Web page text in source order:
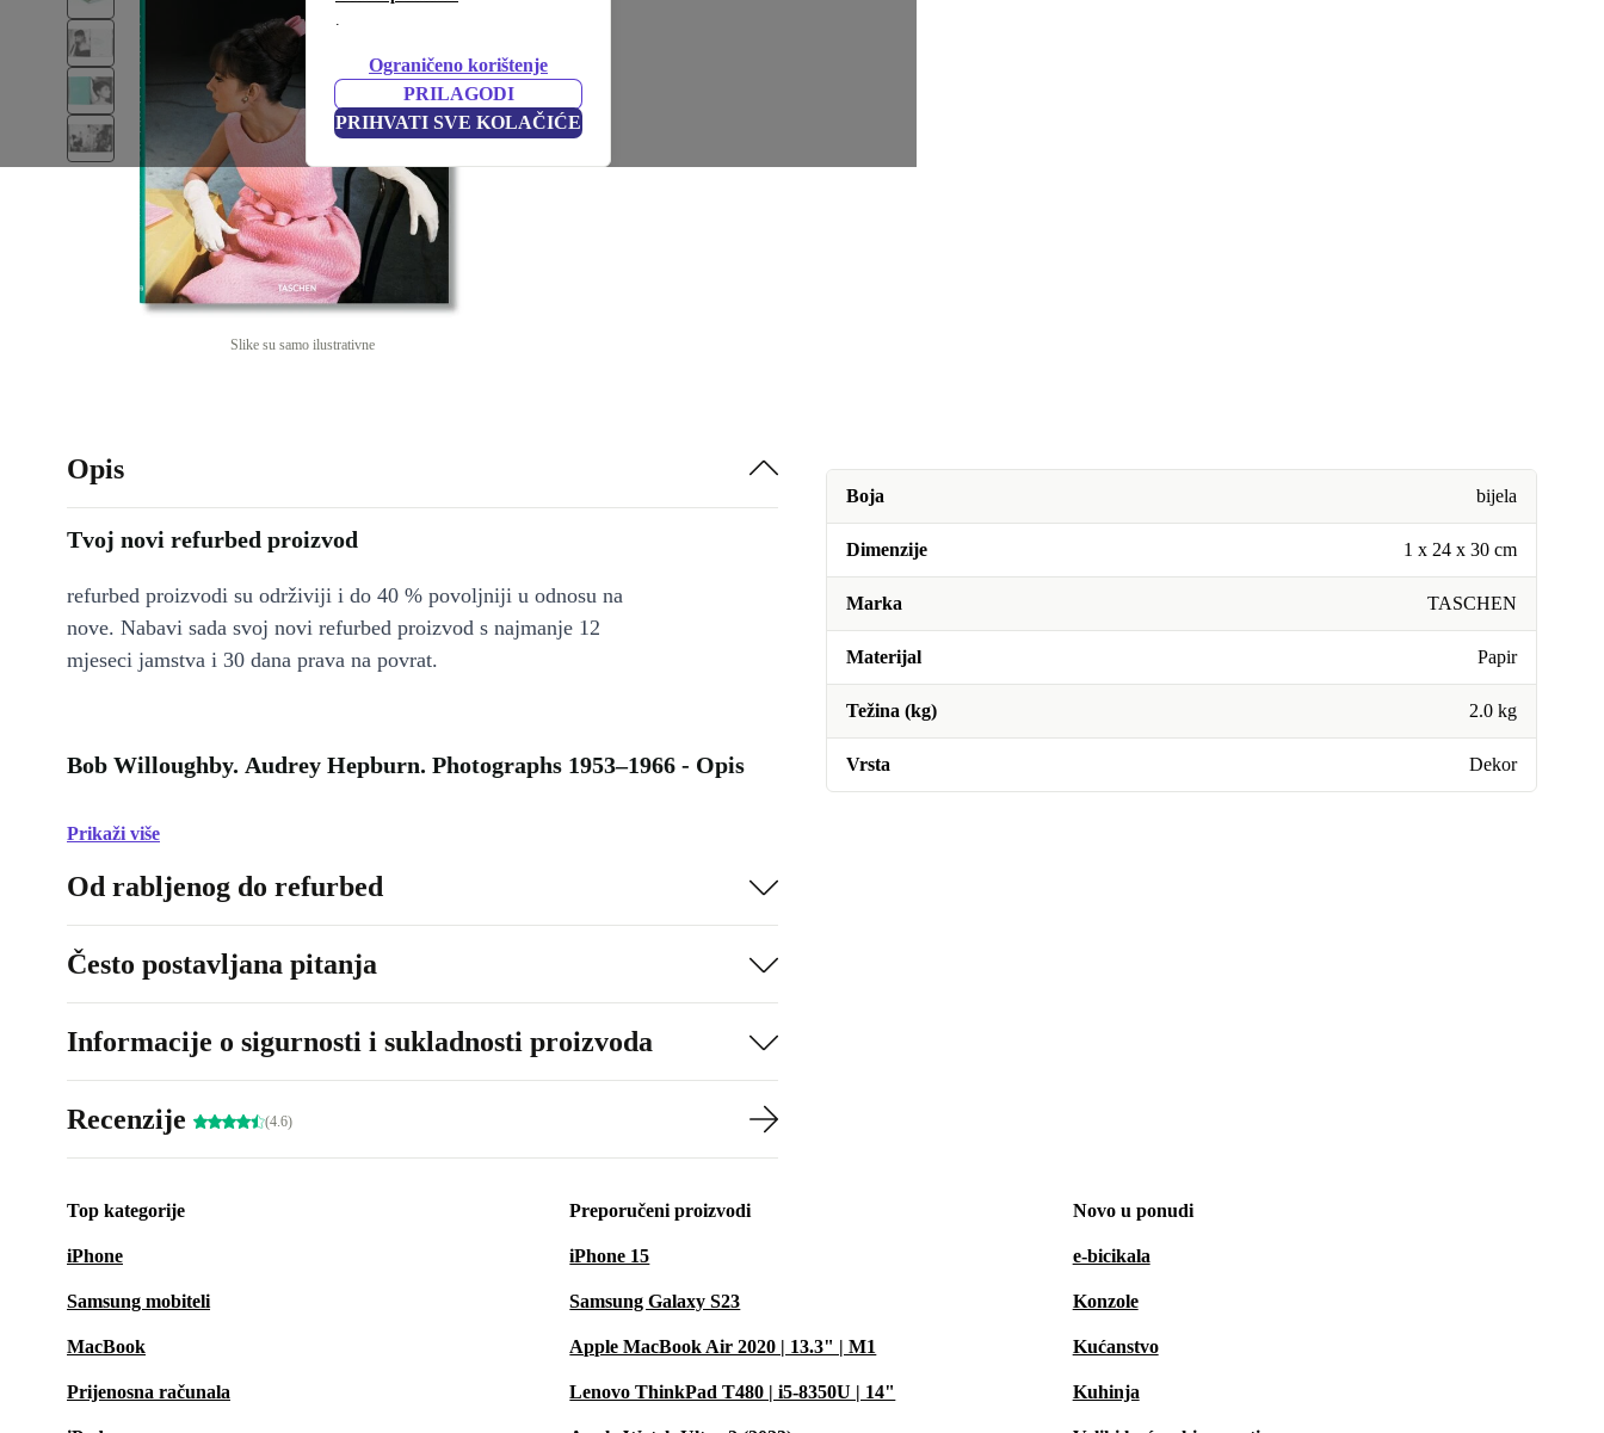
.
Ograničeno korištenje
PRILAGODI
PRIHVATI SVE KOLAČIĆE
Slike su samo ilustrativne
Boja bijela
Dimenzije 1 x 24 x 30 cm
Marka TASCHEN
Materijal Papir
Težina (kg) 2.0 kg
Vrsta Dekor
Opis
Tvoj novi refurbed proizvod
refurbed proizvodi su održiviji i do 40 % povoljniji u odnosu na
nove. Nabavi sada svoj novi refurbed proizvod s najmanje 12
mjeseci jamstva i 30 dana prava na povrat.
Bob Willoughby. Audrey Hepburn. Photographs 1953–1966 - Opis
Prikaži više
Od rabljenog do refurbed
Često postavljana pitanja
Informacije o sigurnosti i sukladnosti proizvoda
Recenzije (4.6)
Top kategorije
iPhone
Samsung mobiteli
MacBook
Prijenosna računala
Preporučeni proizvodi
iPhone 15
Samsung Galaxy S23
Apple MacBook Air 2020 | 13.3" | M1
Lenovo ThinkPad T480 | i5-8350U | 14"
Novo u ponudi
e-bicikala
Konzole
Kućanstvo
Kuhinja